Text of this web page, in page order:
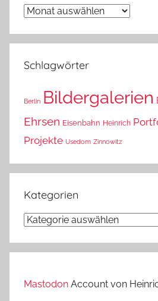
Wann
das?
Schlagwörter
Berlin Bildergalerien
Ehrsen Eisenbahn Heinrich
Projekte Usedom Zinnowitz
Kategorien
Kategorien
Mastodon Account von